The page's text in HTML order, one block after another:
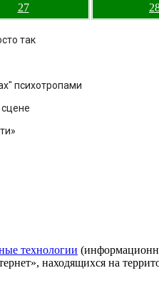
27
так
психотропами
технологии
находящихся на